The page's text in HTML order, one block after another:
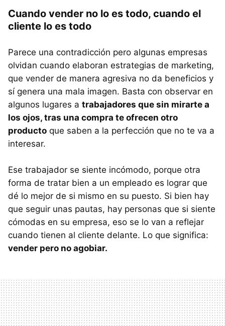
Cuando vender no lo es todo, cuando el
cliente lo es todo
Parece una contradicción pero algunas empresas
olvidan cuando elaboran estrategias de marketing,
que vender de manera agresiva no da beneficios y
sí genera una mala imagen. Basta con observar en
algunos lugares a trabajadores que sin mirarte a
los ojos, tras una compra te ofrecen otro
producto que saben a la perfección que no te va a
interesar.
Ese trabajador se siente incómodo, porque otra
forma de tratar bien a un empleado es lograr que
dé lo mejor de si mismo en su puesto. Si bien hay
que seguir unas pautas, hay personas que si siente
cómodas en su empresa, eso se lo van a reflejar
cuando tienen al cliente delante. Lo que significa:
vender pero no agobiar.